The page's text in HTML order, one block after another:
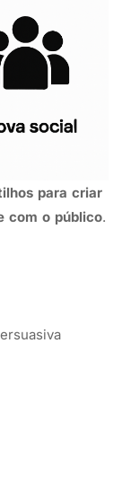
para criar
com o público.